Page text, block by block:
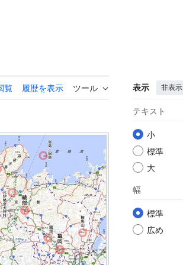
覧 履歴を表示 ツール 表示 非表示
テキスト
小
標準
大
幅
標準
広め